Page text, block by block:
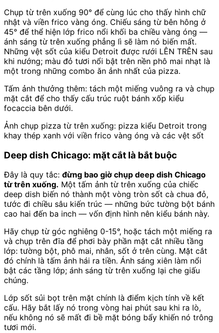
Chụp từ trên xuống 90° để cùng lúc cho thấy hình chữ
nhật và viền frico vàng óng. Chiếu sáng từ bên hông ở
45° để thể hiện lớp frico nổi khối ba chiều vàng óng —
ánh sáng từ trên xuống phẳng lì sẽ làm nó biến mất.
Những vệt sốt của kiểu Detroit được rưới LÊN TRÊN sau
khi nướng; màu đỏ tươi nổi bật trên nền phô mai nhạt là
một trong những combo ăn ảnh nhất của pizza.
Tấm ảnh thưởng thêm: tách một miếng vuông ra và chụp
mặt cắt để cho thấy cấu trúc ruột bánh xốp kiểu
focaccia bên dưới.
Ảnh chụp pizza từ trên xuống: pizza kiểu Detroit trong
khay thép xanh với viền frico vàng óng và các vệt sốt
Deep dish Chicago: mặt cắt là bắt buộc
Đây là quy tắc: đừng bao giờ chụp deep dish Chicago
từ trên xuống. Một tấm ảnh từ trên xuống của chiếc
deep dish biến nó thành một vòng tròn sốt cà chua đỏ,
tước đi chiều sâu kiến trúc — những bức tường bột bánh
cao hai đến ba inch — vốn định hình nên kiểu bánh này.
Hãy chụp từ góc nghiêng 0-15°, hoặc tách một miếng ra
và chụp trên đĩa để phơi bày phần mặt cắt nhiều tầng
lớp: tường bột, phô mai, nhân, sốt ở trên cùng. Mặt cắt
đó chính là tấm ảnh hái ra tiền. Ánh sáng xiên làm nổi
bật các tầng lớp; ánh sáng từ trên xuống lại che giấu
chúng.
Lớp sốt sủi bọt trên mặt chính là điểm kịch tính về kết
cấu. Hãy bắt lấy nó trong vòng hai phút sau khi ra lò,
nếu không nó sẽ mất đi bề mặt bóng bẩy khiến nó trông
tươi mới.